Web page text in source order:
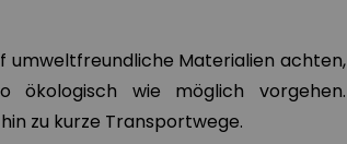
umweltfreundliche Materialien achten,
wie möglich vorgehen.
zu kurze Transportwege.